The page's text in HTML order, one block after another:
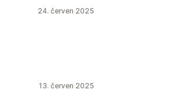
24. červen 2025
13. červen 2025